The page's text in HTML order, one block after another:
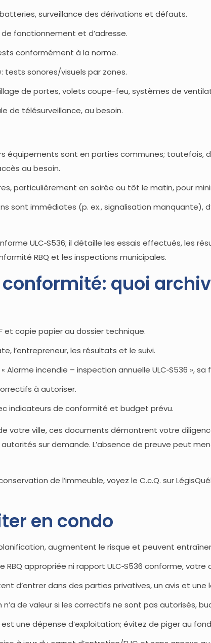
surveillance des dérivations et défauts.
fonctionnement et d’adresse.
conformément à la norme.
tests sonores/visuels par zones.
de portes, volets coupe-feu, systèmes de
de télésurveillance, au besoin.
équipements sont en parties communes; toutefois,
au besoin.
particulièrement en soirée ou tôt le matin, pour
sont immédiates (p. ex., signalisation manquante),
ULC‑S536; il détaille les essais effectués, les
RBQ et les inspections municipales.
quoi
et copie papier au dossier technique.
l’entrepreneur, les résultats et le suivi.
Alarme incendie – inspection annuelle ULC‑S536 »,
à autoriser.
indicateurs de conformité et budget prévu.
votre ville, ces documents démontrent votre
sur demande. L’absence de preuve peut
de l’immeuble, voyez le C.c.Q. sur
en condo
augmentent le risque et peuvent
RBQ appropriée ni rapport ULC‑S536 conforme,
d’entrer dans des parties privatives, un avis et une
n’a de valeur si les correctifs ne sont pas autorisés,
est une dépense d’exploitation; évitez de piger au